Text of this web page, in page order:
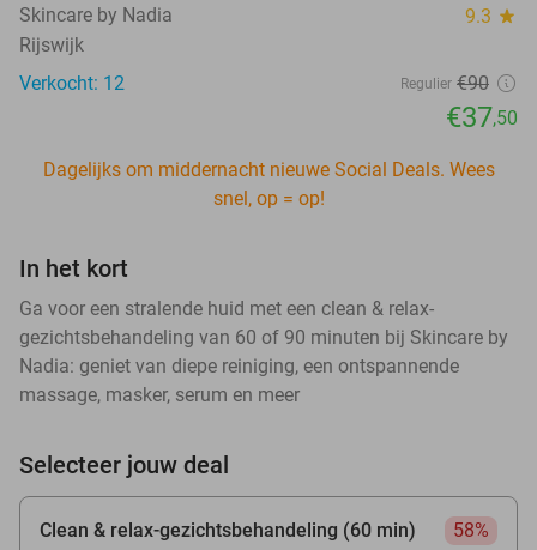
Skincare by Nadia 9.3 star
Rijswijk
Verkocht: 12
Regulier €90
€37,50
Dagelijks om middernacht nieuwe Social Deals. Wees
snel, op = op!
In het kort
Ga voor een stralende huid met een clean & relax-
gezichtsbehandeling van 60 of 90 minuten bij Skincare by
Nadia: geniet van diepe reiniging, een ontspannende
massage, masker, serum en meer
Selecteer jouw deal
Clean & relax-gezichtsbehandeling (60 min)
58%